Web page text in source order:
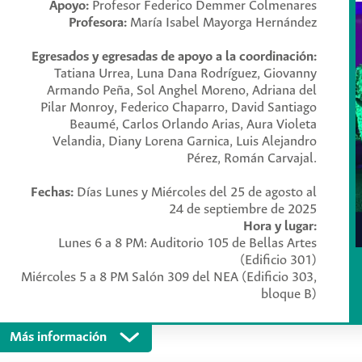
en su vida profesional y ciudadana. Formar estudiantes que
les permitirá tomar decisiones informadas y liderar procesos
La Inteligencia Artificial (IA) representa una de las fuerzas
Su impacto es transversal a todas las disciplinas, desde las
muchas personas aún ven la IA como una caja negra o un
busca democratizar el conocimiento de la IA, brindando
estudiantes de todas las carreras para que comprendan,
en su vida profesional y ciudadana. Formar estudiantes que
les permitirá tomar decisiones informadas y liderar
responsabilidad social.
Objetivo
Capacitar a los estudiantes para que comprendan qué es la
nivel conceptual, sus aplicaciones prácticas en la vida
Apoyo: Profesor Federico Demmer Colmenares
Profesora: María Isabel Mayorga Hernández
Egresados y egresadas de apoyo a la coordinación:
Tatiana Urrea, Luna Dana Rodríguez, Giovanny
Armando Peña, Sol Anghel Moreno, Adriana del
Pilar Monroy, Federico Chaparro, David Santiago
Beaumé, Carlos Orlando Arias, Aura Violeta
Velandia, Diany Lorena Garnica, Luis Alejandro
Pérez, Román Carvajal.
Fechas: Días Lunes y Miércoles del 25 de agosto al
24 de septiembre de 2025
Hora y lugar:
Lunes 6 a 8 PM: Auditorio 105 de Bellas Artes
(Edificio 301)
Miércoles 5 a 8 PM Salón 309 del NEA (Edificio 303,
bloque B)
Programa
Más información